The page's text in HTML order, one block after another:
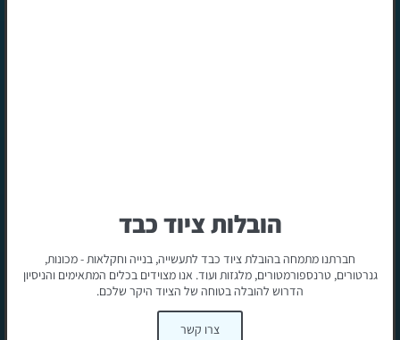
הובלות ציוד כבד
חברתנו מתמחה בהובלת ציוד כבד לתעשייה, בנייה וחקלאות - מכונות,
גנרטורים, טרנספורמטורים, מלגזות ועוד. אנו מצוידים בכלים המתאימים והניסיון
הדרוש להובלה בטוחה של הציוד היקר שלכם.
צרו קשר